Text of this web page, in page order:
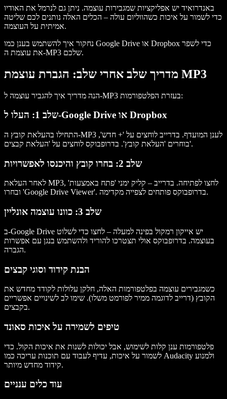
באנדרואיד יש אפליקציות שמגבירות עוצמה. ניתן גם לנרמל את האודיו
כדי לשמור על איכות כשהווליום עולה – הכלים האלה נותנים לכם שליטה
אמיתית על העוצמה.
נחקור איך להשתמש בענן כמו Google Drive או Dropbox כדי לשפר
את עוצמת ה-MP3 שלכם.
מדריך שלב אחרי שלב: הגברת עוצמת MP3
הנה מדריך איך להגביר עוצמה ל-MP3 בעזרת הפלטפורמות:
שלב 1: העלו ל-Google Drive או Dropbox
התחילו בהעלאת קובץ ה-MP3 לענן המועדף. בדרייב לוחצים על '+ חדש',
בוחרים 'העלאת קובץ'. בדרופבוקס לוחצים על 'העלאת קבצים'.
שלב 2: בחרו קובץ והיכנסו לאפשרויות
לאחר העלאת MP3, לחצו לפתיחה. בדרייב – קליק ימני 'פתח באמצעות'
ובחרו 'Google Drive Viewer'. בדרופבוקס פותחים לצפייה מקדימה.
שלב 3: כוונו עוצמה אונליין
ב-Google Drive יש אייקון רמקול בפינה למעלה – לחצו כדי לשלוט
בעוצמה. בדרופבוקס אולי תצטרכו להוריד ולהשתמש בנגן עם אפשרות
הגברה.
הבנת קידוד וסוגי קבצים
כשמגבירים עוצמה בפלטפורמות האלה, חלקן עלולות לקודד מחדש את
הקובץ (דרייב לדוגמה ממיר לפורמט משלו). שימו לב לשינויים אפשריים
בקבצים.
טיפים לשמירה על איכות סאונד
פלטפורמות ענן קלות לשימוש, אבל יכולות לשנות את איכות הקול. כדי
לשמור על איכות, עדיף לעבוד עם תוכנות עריכה כמו Audacity ולמנוע
קידוד מחדש מיותר.
עוד כלים ענניים